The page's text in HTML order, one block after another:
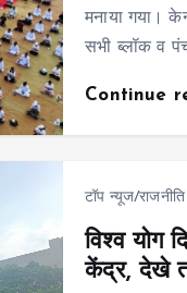
मनाया गया।
सभी ब्लॉक व
Continue
टॉप न्यूज/राजनीति
विश्व योग
केंद्र, देखे